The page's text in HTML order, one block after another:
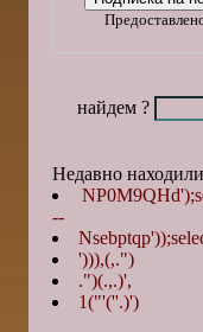
найдем ?
Недавно
--
'))),(,.")
.")(.,.)',
1("'(''.)')